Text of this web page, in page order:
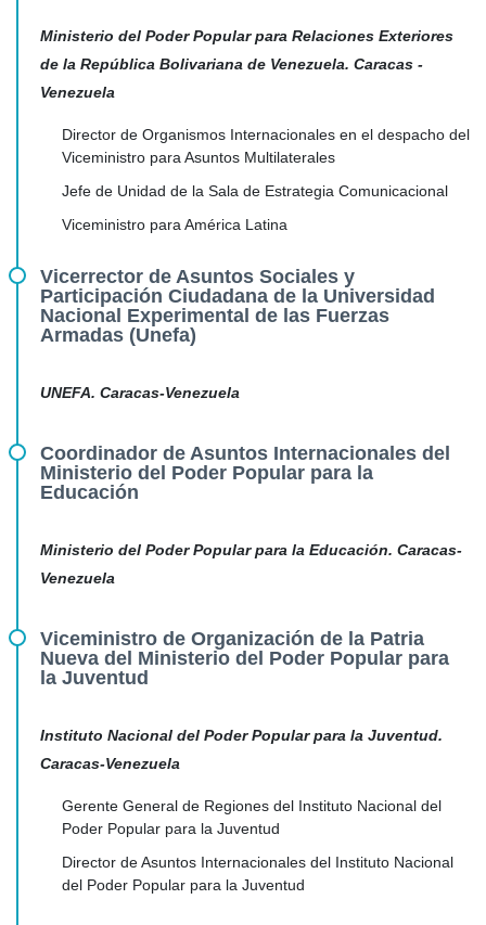
Ministerio del Poder Popular para Relaciones Exteriores
de la República Bolivariana de Venezuela. Caracas -
Venezuela
Director de Organismos Internacionales en el despacho del
Viceministro para Asuntos Multilaterales
Jefe de Unidad de la Sala de Estrategia Comunicacional
Viceministro para América Latina
Vicerrector de Asuntos Sociales y
Participación Ciudadana de la Universidad
Nacional Experimental de las Fuerzas
Armadas (Unefa)
UNEFA. Caracas-Venezuela
Coordinador de Asuntos Internacionales del
Ministerio del Poder Popular para la
Educación
Ministerio del Poder Popular para la Educación. Caracas-
Venezuela
Viceministro de Organización de la Patria
Nueva del Ministerio del Poder Popular para
la Juventud
Instituto Nacional del Poder Popular para la Juventud.
Caracas-Venezuela
Gerente General de Regiones del Instituto Nacional del
Poder Popular para la Juventud
Director de Asuntos Internacionales del Instituto Nacional
del Poder Popular para la Juventud